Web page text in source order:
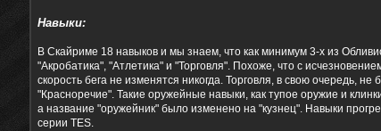
Навыки:
В Скайриме 18 навыков и мы знаем, что как минимум 3-х из
"Акробатика", "Атлетика" и "Торговля". Похоже, что с
скорость бега не изменятся никогда. Торговля, в свою очередь,
"Красноречие". Такие оружейные навыки, как тупое оружие и
а название "оружейник" было изменено на "кузнец". Навыки
серии TES.